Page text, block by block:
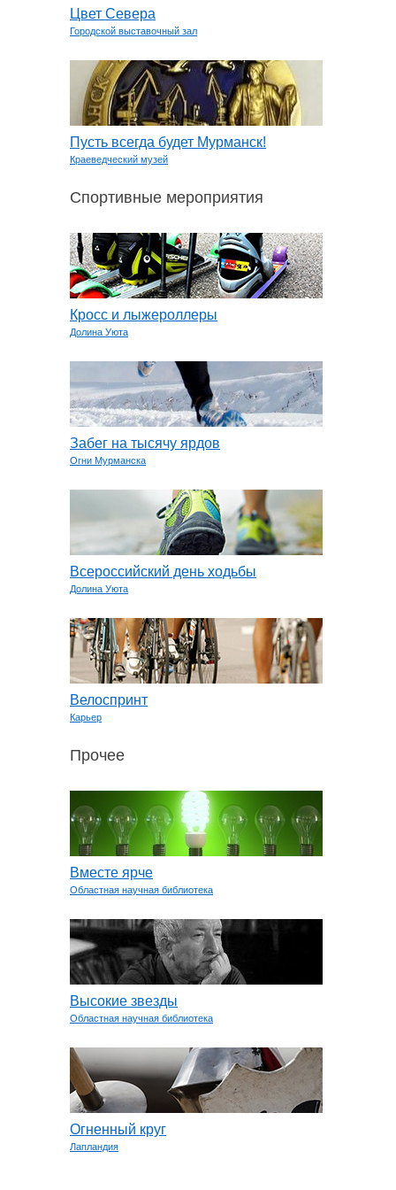
Цвет Севера
Городской выставочный зал
Пусть всегда будет Мурманск!
Краеведческий музей
Спортивные мероприятия
Кросс и лыжероллеры
Долина Уюта
Забег на тысячу ярдов
Огни Мурманска
Всероссийский день ходьбы
Долина Уюта
Велоспринт
Карьер
Прочее
Вместе ярче
Областная научная библиотека
Высокие звезды
Областная научная библиотека
Огненный круг
Лапландия